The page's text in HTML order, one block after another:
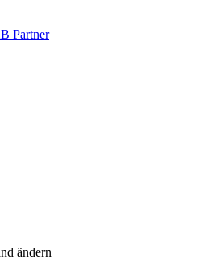
Partner
ändern